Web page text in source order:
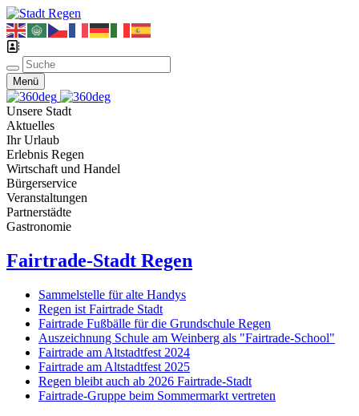
Menü
Unsere Stadt
Aktuelles
Ihr Urlaub
Erlebnis Regen
Wirtschaft und Handel
Bürgerservice
Veranstaltungen
Partnerstädte
Gastronomie
Fairtrade-Stadt Regen
Sammelstelle für alte Handys
Regen ist Fairtrade Stadt
Fairtrade Fußbälle für die Grundschule Regen
Auszeichnung Schule am Weinberg als "Fairtrade-School"
Fairtrade am Altstadtfest 2024
Fairtrade am Altstadtfest 2025
Regen bleibt auch ab 2026 Fairtrade-Stadt
Fairtrade-Gruppe beim Sommermarkt vertreten